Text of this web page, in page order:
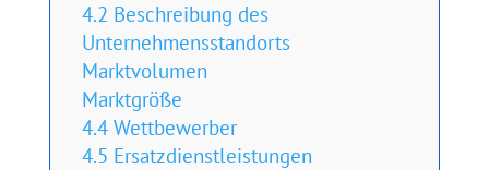
4.2 Beschreibung des
Unternehmensstandorts
Marktvolumen
Marktgröße
4.4 Wettbewerber
4.5 Ersatzdienstleistungen